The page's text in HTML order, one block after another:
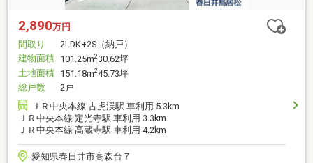
2,890万円
間取り
2LDK+2S（納戸）
建物面積 101.25m2 30.62坪
土地面積 151.18m245.73坪
総戸数
2戸
ＪＲ中央本線 古虎渓駅 車利用 5.3km
ＪＲ中央本線 定光寺駅 車利用 3.3km
ＪＲ中央本線 高蔵寺駅 車利用 4.2km
愛知県春日井市高森台７